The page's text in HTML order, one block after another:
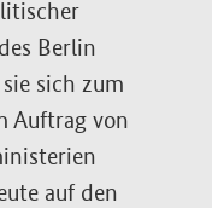
Berlin
sich zum
Auftrag von
auf den